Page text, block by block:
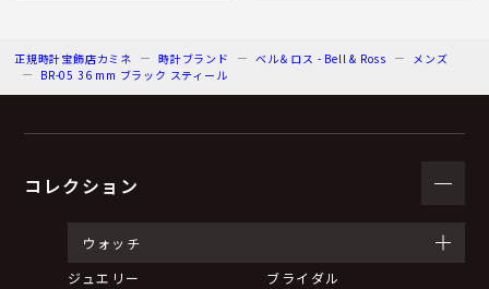
正規時計宝飾店カミネ 時計ブランド ベル＆ロス - Bell & Ross
メンズ
BR-05 36 mm ブラック スティール
コレクション
ウォッチ
ジュエリー
ブライダル